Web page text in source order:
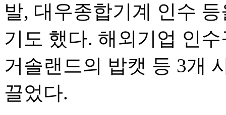
발, 대우종합기계 인수
기도 했다. 해외기업 인
거솔랜드의 밥캣 등 3개
끌었다.